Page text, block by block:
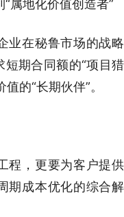
属地化价值创造者”
业在秘鲁市场的战略
期合同额的“项目猎
的“长期伙伴”。
程，更要为客户提供
期成本优化的综合解